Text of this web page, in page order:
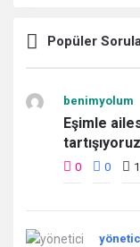
Popüler
benimyolum
Eşimle
0 0